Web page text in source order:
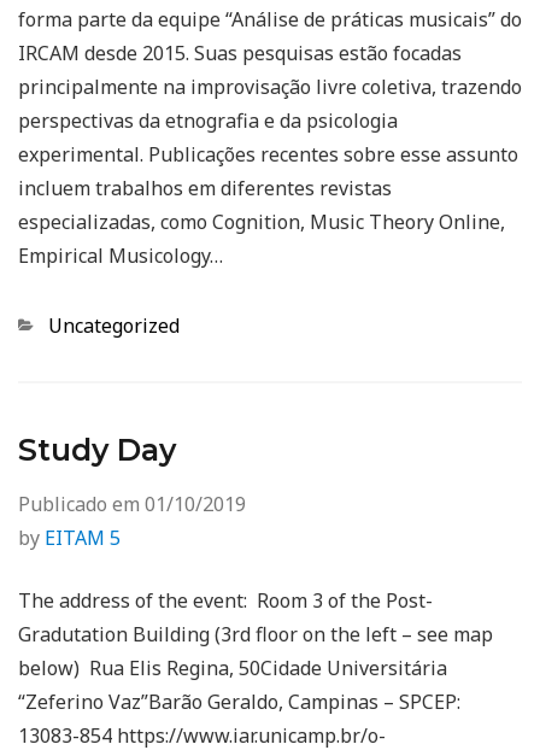
forma parte da equipe “Análise de práticas musicais” do
IRCAM desde 2015. Suas pesquisas estão focadas
principalmente na improvisação livre coletiva, trazendo
perspectivas da etnografia e da psicologia
experimental. Publicações recentes sobre esse assunto
incluem trabalhos em diferentes revistas
especializadas, como Cognition, Music Theory Online,
Empirical Musicology…
Categorias
Uncategorized
Study Day
Publicado em 01/10/2019
by EITAM 5
The address of the event: Room 3 of the Post-
Gradutation Building (3rd floor on the left – see map
below) Rua Elis Regina, 50Cidade Universitária
“Zeferino Vaz”Barão Geraldo, Campinas – SPCEP:
13083-854 https://www.iar.unicamp.br/o-